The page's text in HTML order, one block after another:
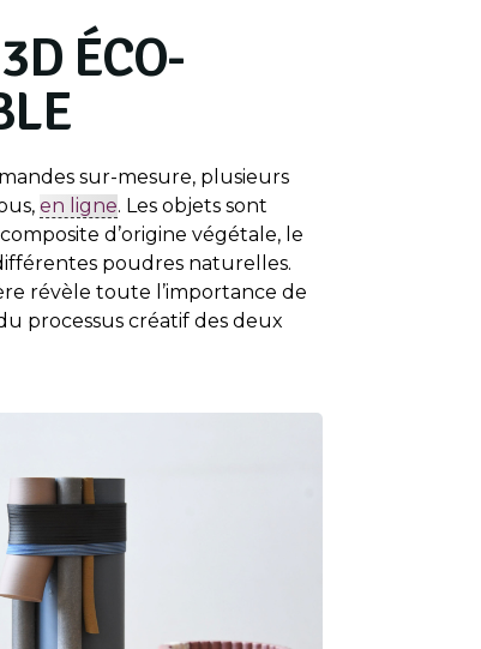
ÉCO-
sur-mesure, plusieurs
en ligne. Les objets sont
d’origine végétale, le
poudres naturelles.
révèle toute l’importance de
processus créatif des deux